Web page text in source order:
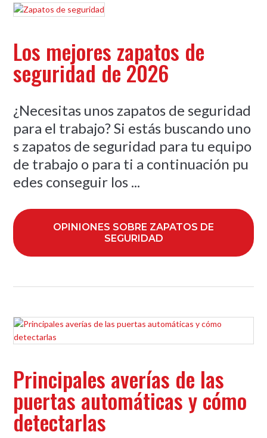
Los mejores zapatos de
seguridad de 2026
¿Necesitas unos zapatos de seguridad
para el trabajo? Si estás buscando uno
s zapatos de seguridad para tu equipo
de trabajo o para ti a continuación pu
edes conseguir los ...
OPINIONES SOBRE ZAPATOS DE
SEGURIDAD
Principales averías de las
puertas automáticas y cómo
detectarlas